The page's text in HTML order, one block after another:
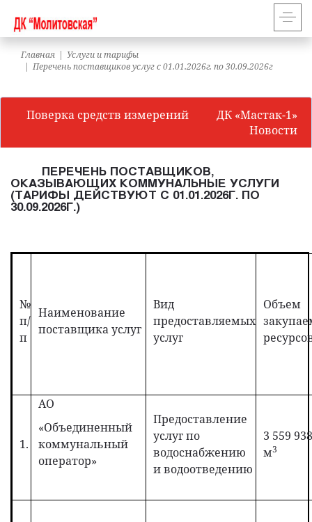
Главная
Услуги и тарифы
Перечень поставщиков услуг с 01.01.2026г. по 30.09.2026г
ДК «Мастак-1»
Поверка средств измерений
Новости
ПЕРЕЧЕНЬ ПОСТАВЩИКОВ,
ОКАЗЫВАЮЩИХ КОММУНАЛЬНЫЕ УСЛУГИ
(ТАРИФЫ ДЕЙСТВУЮТ С 01.01.2026Г. ПО
30.09.2026Г.)
№
п/
п
Наименование
поставщика услуг
Вид
предоставляемых
услуг
Объем
1.
АО
«Объединенный
коммунальный
оператор»
Предоставление
услуг по
водоснабжению
и водоотведению
3 559
м3